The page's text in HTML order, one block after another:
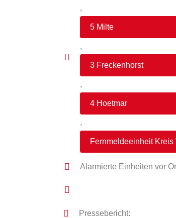
,
5 Milte
,
3 Freckenhorst
,
4 Hoetmar
,
Fernmeldeeinheit Kreis
Alarmierte Einheiten vor
Pressebericht: